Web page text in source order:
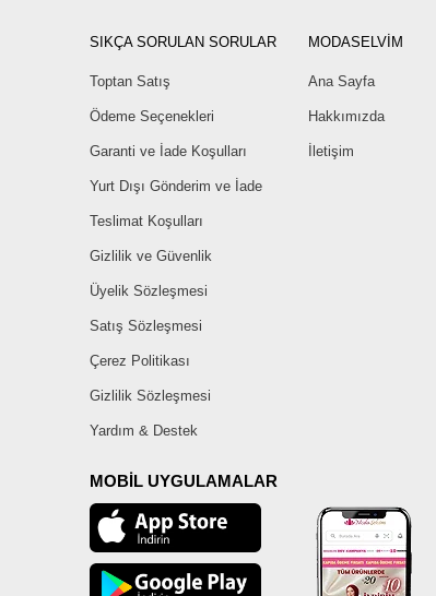
SIKÇA SORULAN SORULAR
Toptan Satış
Ödeme Seçenekleri
Garanti ve İade Koşulları
Yurt Dışı Gönderim ve İade
Teslimat Koşulları
Gizlilik ve Güvenlik
Üyelik Sözleşmesi
Satış Sözleşmesi
Çerez Politikası
Gizlilik Sözleşmesi
Yardım & Destek
MODASELVİM
Ana Sayfa
Hakkımızda
İletişim
MOBİL UYGULAMALAR